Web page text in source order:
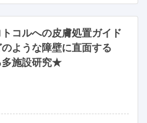
コルへの皮膚処置ガイド
ような障壁に直面する
多施設研究★